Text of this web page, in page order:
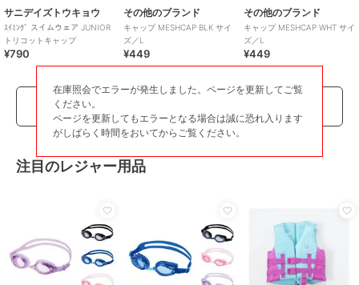
サニデイズトウキョウ
ｽｲﾐﾝｸﾞ スイムウェア JUNIOR
トリコットキャップ
¥790
その他のブランド
キャップ MESHCAP BLK サイ
ズ／L
¥449
その他のブランド
キャップ MESHCAP WHT サイ
ズ／L
¥449
注目のレジャー用品
在庫照会でエラーが発生しました。ページを更新してご覧
ください。
ページを更新してもエラーとなる場合は誠に恐れ入ります
がしばらく時間をおいてからご覧ください。